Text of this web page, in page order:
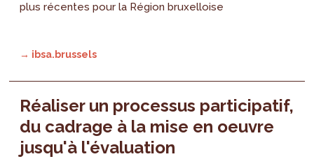
plus récentes pour la Région bruxelloise
→ ibsa.brussels
Réaliser un processus participatif,
du cadrage à la mise en oeuvre
jusqu'à l'évaluation